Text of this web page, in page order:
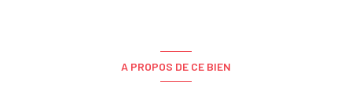
A PROPOS DE CE BIEN